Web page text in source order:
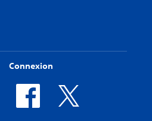
Connexion